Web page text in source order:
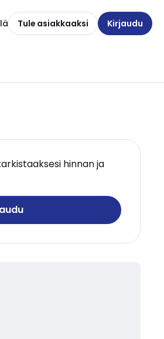
Tule asiakkaaksi Kirjaudu
hinnan ja